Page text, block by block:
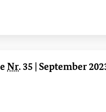
Nr. 35 | September